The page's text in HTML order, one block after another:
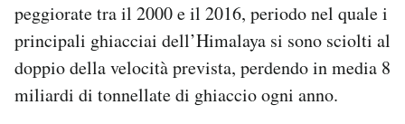
peggiorate tra il 2000 e il 2016, periodo nel quale i
principali ghiacciai dell’Himalaya si sono sciolti al
doppio della velocità prevista, perdendo in media 8
miliardi di tonnellate di ghiaccio ogni anno.